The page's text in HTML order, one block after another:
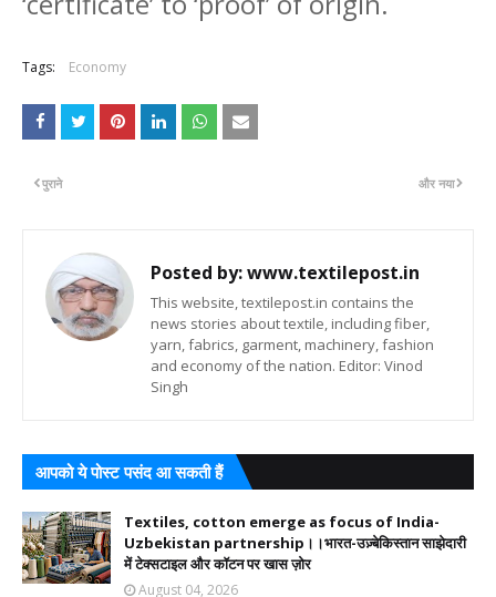
Tags: Economy
और नया
पुराने
Posted by:www.textilepost.in
This website, textilepost.in contains the
news stories about textile, including fiber,
yarn, fabrics, garment, machinery, fashion
and economy of the nation. Editor: Vinod
Singh
आपको ये पोस्ट पसंद आ सकती हैं
Textiles, cotton emerge as focus of India-
Uzbekistan partnership।।भारत-उज़्बेकिस्तान साझेदारी
में टेक्सटाइल और कॉटन पर खास ज़ोर
August 04, 2026